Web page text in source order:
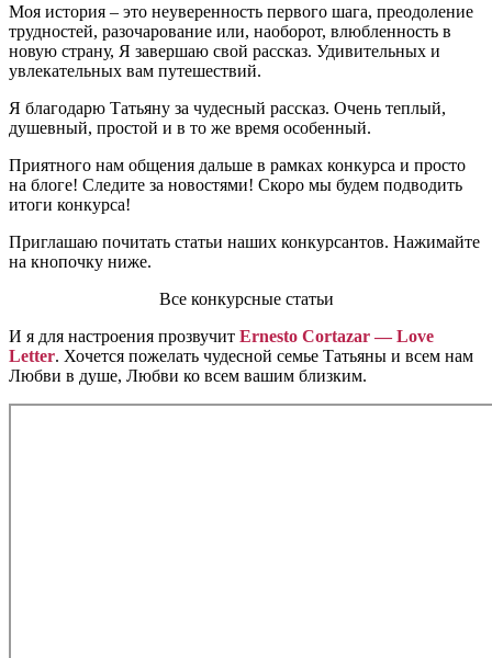
Моя история – это неуверенность первого шага, преодоление
трудностей, разочарование или, наоборот, влюбленность в
новую страну, Я завершаю свой рассказ. Удивительных и
увлекательных вам путешествий.
Я благодарю Татьяну за чудесный рассказ. Очень теплый,
душевный, простой и в то же время особенный.
Приятного нам общения дальше в рамках конкурса и просто
на блоге! Следите за новостями! Скоро мы будем подводить
итоги конкурса!
Приглашаю почитать статьи наших конкурсантов. Нажимайте
на кнопочку ниже.
Все конкурсные статьи
И я для настроения прозвучит Ernesto Cortazar — Love
Letter. Хочется пожелать чудесной семье Татьяны и всем нам
Любви в душе, Любви ко всем вашим близким.